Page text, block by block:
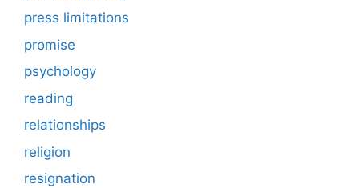
press limitations
promise
psychology
reading
relationships
religion
resignation